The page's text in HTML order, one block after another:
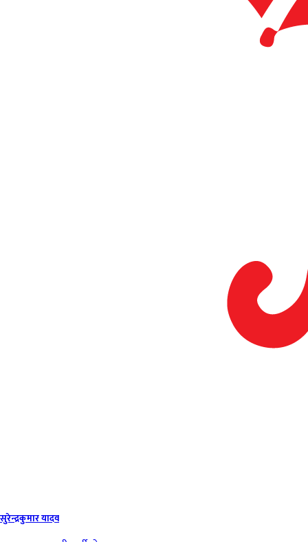
सुरेन्‍द्रकुमार यादव